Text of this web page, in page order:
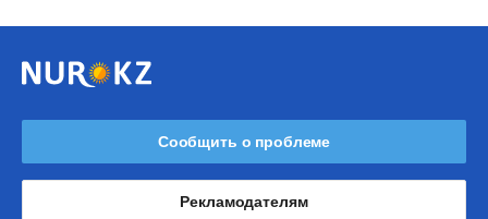
Сообщить о проблеме
Рекламодателям